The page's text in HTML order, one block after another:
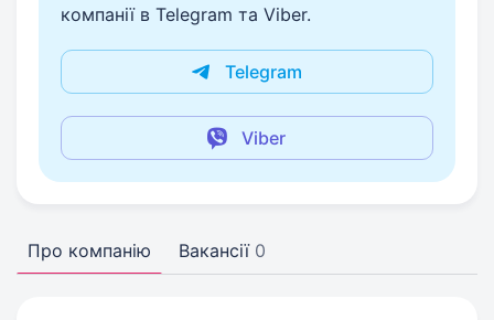
компанії в Telegram та Viber.
Telegram
Viber
Про компанію Вакансії 0